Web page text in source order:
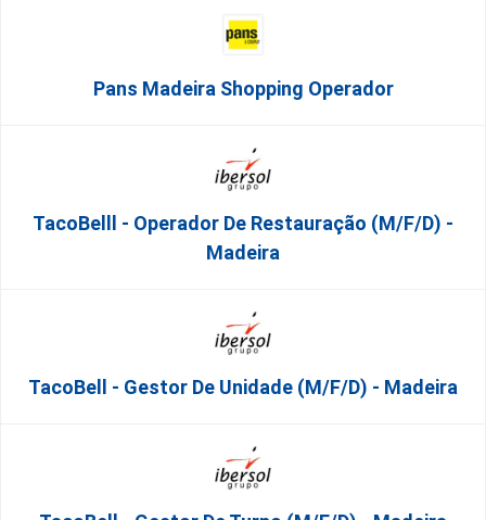
Pans Madeira Shopping Operador
TacoBelll - Operador De Restauração (m/f/d) -
Madeira
TacoBell - Gestor De Unidade (m/f/d) - Madeira